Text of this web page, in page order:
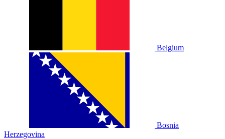
Belgium
Bosnia
Herzegovina